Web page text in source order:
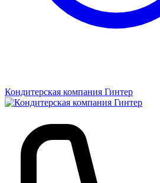
Кондитерская компания Гинтер